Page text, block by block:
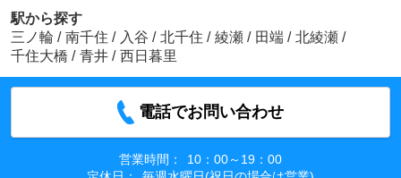
駅から探す
三ノ輪 / 南千住 / 入谷 / 北千住 / 綾瀬 / 田端 / 北綾瀬 /
千住大橋 / 青井 / 西日暮里
電話でお問い合わせ
営業時間：
10：00～19：00